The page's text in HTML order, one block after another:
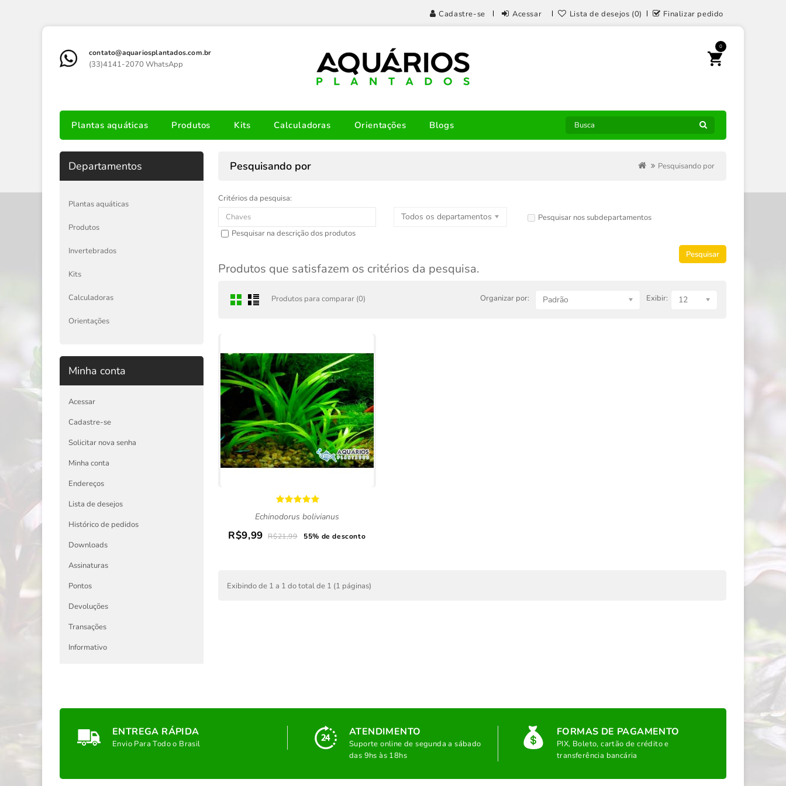
Cadastre-se Acessar Lista de desejos (0) Finalizar pedido
contato@aquariosplantados.com.br
(33)4141-2070 WhatsApp
0
Plantas aquáticas Produtos Kits Calculadoras Orientações Blogs
Departamentos
Plantas aquáticas
Produtos
Invertebrados
Kits
Calculadoras
Orientações
Minha conta
Acessar
Cadastre-se
Solicitar nova senha
Minha conta
Endereços
Lista de desejos
Histórico de pedidos
Downloads
Assinaturas
Pontos
Devoluções
Transações
Informativo
Pesquisando por Pesquisando por
Critérios da pesquisa:
Todos os departamentos
Pesquisar nos subdepartamentos
Pesquisar na descrição dos produtos
Produtos que satisfazem os critérios da pesquisa.
Produtos para comparar (0) Organizar por: Padrão Exibir: 12
Echinodorus bolivianus
R$9,99 R$21,99 55% de desconto
Exibindo de 1 a 1 do total de 1 (1 páginas)
ENTREGA RÁPIDA
Envio Para Todo o Brasil
ATENDIMENTO
Suporte online de segunda a sábado
das 9hs às 18hs
FORMAS DE PAGAMENTO
PIX, Boleto, cartão de crédito e
transferência bancária